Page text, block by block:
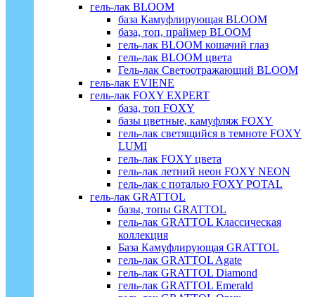
гель-лак BLOOM
база Камуфлирующая BLOOM
база, топ, праймер BLOOM
гель-лак BLOOM кошачий глаз
гель-лак BLOOM цвета
Гель-лак Светоотражающий BLOOM
гель-лак EVIENE
гель-лак FOXY EXPERT
база, топ FOXY
базы цветные, камуфляж FOXY
гель-лак светящийся в темноте FOXY
LUMI
гель-лак FOXY цвета
гель-лак летний неон FOXY NEON
гель-лак с поталью FOXY POTAL
гель-лак GRATTOL
базы, топы GRATTOL
гель-лак GRATTOL Классическая
коллекция
База Камуфлирующая GRATTOL
гель-лак GRATTOL Agate
гель-лак GRATTOL Diamond
гель-лак GRATTOL Emerald